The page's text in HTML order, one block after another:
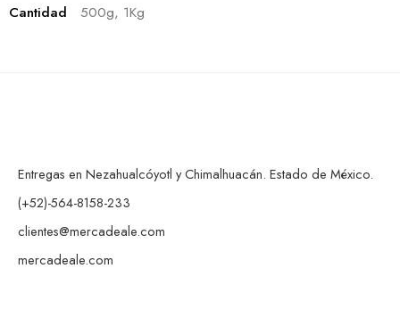
Cantidad 500g, 1Kg
Entregas en Nezahualcóyotl y Chimalhuacán. Estado de México.
(+52)-564-8158-233
clientes@mercadeale.com
mercadeale.com